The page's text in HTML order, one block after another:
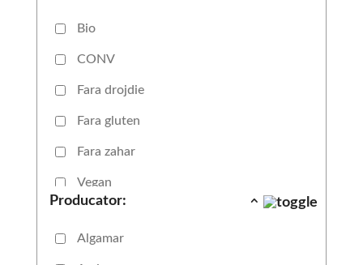
Chipsuri
Ciocolata tartinabila
Covrigei
Bio
CONV
Fara drojdie
Fara gluten
Fara zahar
Vegan
Producator:
Algamar